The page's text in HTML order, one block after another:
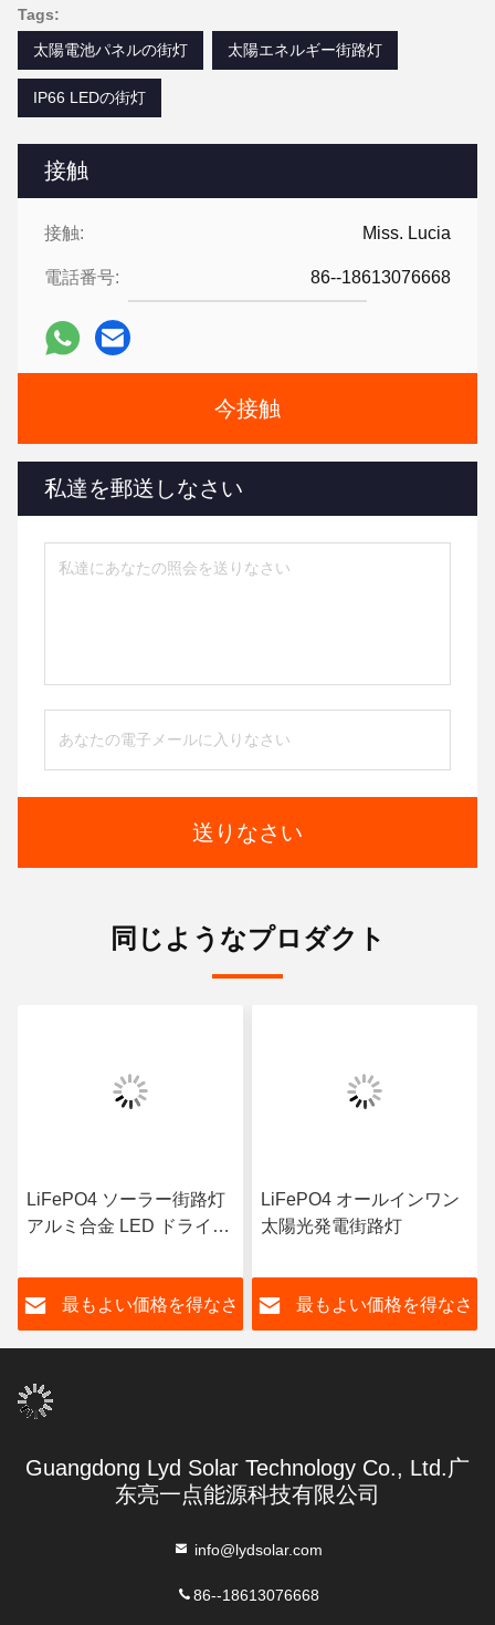
接触
接触: Miss. Lucia
電話番号: 86--18613076668
今接触
私達を郵送しなさい
送りなさい
Tags:
太陽電池パネルの街灯
太陽エネルギー街路灯
IP66 LEDの街灯
同じようなプロダクト
LiFePO4 ソーラー街路灯
アルミ合金 LED ドライバ
最もよい価格を得なさ
LiFePO4 オールインワン
太陽光発電街路灯
最もよい価格を得なさ
Guangdong Lyd Solar Technology Co., Ltd.广
东亮一点能源科技有限公司
info@lydsolar.com
86--18613076668